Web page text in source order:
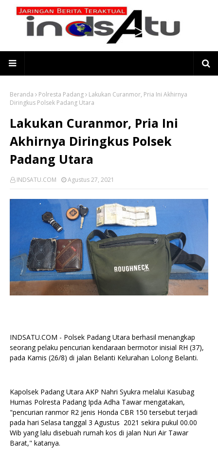
Beranda Polresta Padang
Lakukan Curanmor, Pria Ini Akhirnya
Diringkus Polsek Padang Utara
Lakukan Curanmor, Pria Ini
Akhirnya Diringkus Polsek
Padang Utara
INDSATU.COM Agustus 27, 2021
INDSATU.COM - Polsek Padang Utara berhasil menangkap
seorang pelaku pencurian kendaraan bermotor inisial RH (37),
pada Kamis (26/8) di jalan Belanti Kelurahan Lolong Belanti.
Kapolsek Padang Utara AKP Nahri Syukra melalui Kasubag
Humas Polresta Padang Ipda Adha Tawar mengatakan,
"pencurian ranmor R2 jenis Honda CBR 150 tersebut terjadi
pada hari Selasa tanggal 3 Agustus 2021 sekira pukul 00.00
Wib yang lalu disebuah rumah kos di jalan Nuri Air Tawar
Barat," katanya.